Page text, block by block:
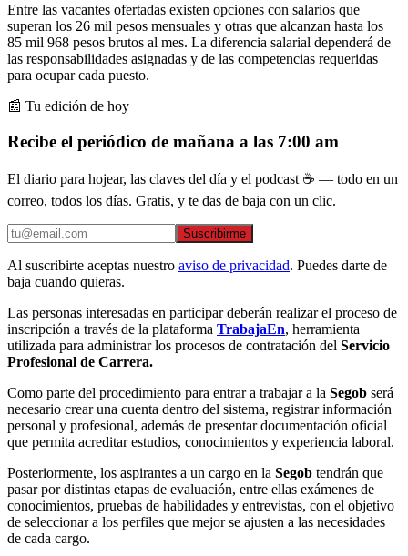
Entre las vacantes ofertadas existen opciones con salarios que
superan los 26 mil pesos mensuales y otras que alcanzan hasta los
85 mil 968 pesos brutos al mes. La diferencia salarial dependerá de
las responsabilidades asignadas y de las competencias requeridas
para ocupar cada puesto.
📰 Tu edición de hoy
Recibe el periódico de mañana a las 7:00 am
El diario para hojear, las claves del día y el podcast ☕ — todo en un
correo, todos los días. Gratis, y te das de baja con un clic.
Suscribirme
Al suscribirte aceptas nuestro aviso de privacidad. Puedes darte de
baja cuando quieras.
Las personas interesadas en participar deberán realizar el proceso de
inscripción a través de la plataforma TrabajaEn, herramienta
utilizada para administrar los procesos de contratación del Servicio
Profesional de Carrera.
Como parte del procedimiento para entrar a trabajar a la Segob será
necesario crear una cuenta dentro del sistema, registrar información
personal y profesional, además de presentar documentación oficial
que permita acreditar estudios, conocimientos y experiencia laboral.
Posteriormente, los aspirantes a un cargo en la Segob tendrán que
pasar por distintas etapas de evaluación, entre ellas exámenes de
conocimientos, pruebas de habilidades y entrevistas, con el objetivo
de seleccionar a los perfiles que mejor se ajusten a las necesidades
de cada cargo.